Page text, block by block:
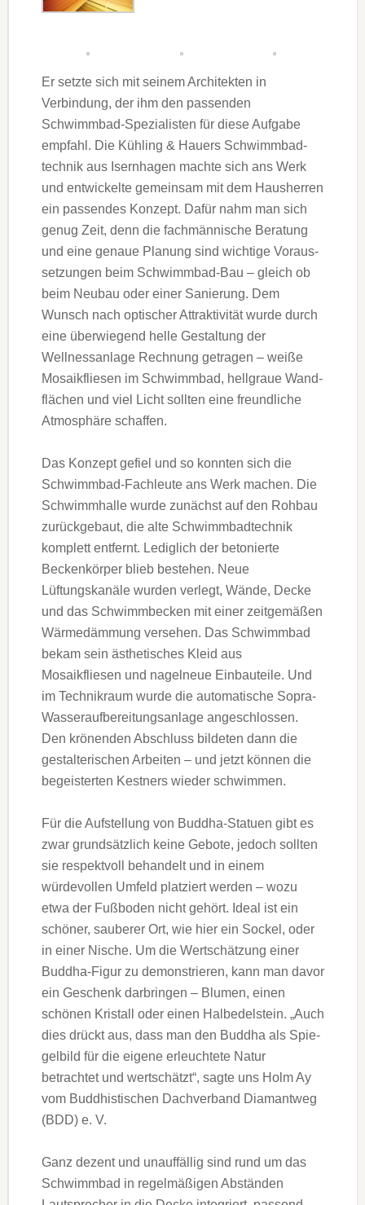
Er setzte sich mit seinem Architekten in
Verbindung, der ihm den passenden
Schwimmbad-Spezialisten für diese Aufgabe
empfahl. Die Kühling & Hauers Schwimmbad­
technik aus Isernhagen machte sich ans Werk
und entwickelte gemeinsam mit dem Hausherren
ein passendes Konzept. Dafür nahm man sich
genug Zeit, denn die fachmännische Beratung
und eine genaue Planung sind wichtige Voraus­
setzungen beim Schwimmbad-Bau – gleich ob
beim Neubau oder einer Sanierung. Dem
Wunsch nach optischer Attraktivität wurde durch
eine überwiegend helle Ge­staltung der
Wellnessanlage Rech­­nung getragen – weiße
Mosaik­fliesen im Schwimmbad, hellgraue Wand­
flächen und viel Licht sollten eine freundliche
Atmosphäre schaffen.
Das Konzept gefiel und so konnten sich die
Schwimmbad-Fachleute ans Werk machen. Die
Schwimmhalle wurde zunächst auf den Rohbau
zu­rückgebaut, die alte Schwimmbadtechnik
komplett entfernt. Lediglich der be­to­nierte
Beckenkörper blieb bestehen. Neue
Lüftungskanäle wurden verlegt, Wände, Decke
und das Schwimmbecken mit einer zeitgemäßen
Wärmedämmung versehen. Das Schwimmbad
bekam sein ästhetisches Kleid aus
Mosaikfliesen und nagelneue Ein­bauteile. Und
im Technikraum wurde die automatische Sopra-
Wasser­aufbe­rei­tungsanlage angeschlossen.
Den krönenden Abschluss bildeten dann die
gestalteri­schen Ar­beiten – und jetzt können die
begeisterten Kestners wieder schwimmen.
Für die Aufstellung von Buddha-Sta­tuen gibt es
zwar grundsätzlich keine Gebote, jedoch sollten
sie respektvoll behandelt und in einem
würdevollen Umfeld platziert werden – wozu
etwa der Fußboden nicht gehört. Ideal ist ein
schöner, sauberer Ort, wie hier ein Sockel, oder
in einer Nische. Um die Wertschätzung einer
Bud­dha-Figur zu demonstrieren, kann man davor
ein Geschenk darbringen – Blu­men, einen
schönen Kristall oder ei­nen Halbedelstein. „Auch
dies drückt aus, dass man den Buddha als Spie­
gelbild für die eigene erleuchtete Na­tur
betrachtet und wertschätzt“, sagte uns Holm Ay
vom Buddhistischen Dachverband Dia­mant­weg
(BDD) e. V.
Ganz dezent und unauffällig sind rund um das
Schwimmbad in regelmäßigen Abständen